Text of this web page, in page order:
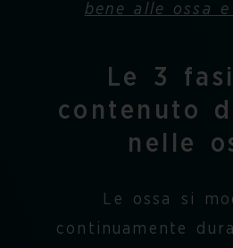
bene alle ossa
Le 3
contenuto
nelle
Le ossa si
continuamente